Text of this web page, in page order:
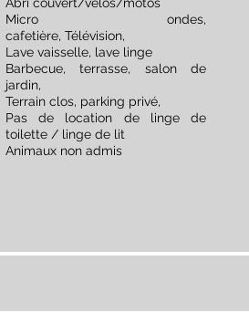
Micro ondes,
cafetière, Télévision,
Lave vaisselle, lave linge
Barbecue, terrasse, salon de
jardin,
Terrain clos, parking privé,
Pas de location de linge de
toilette / linge de lit
Animaux non admis